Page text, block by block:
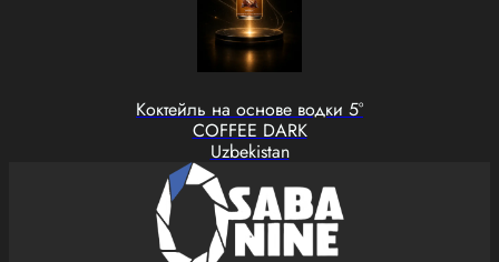
Коктейль на основе водки 5°
COFFEE DARK
Uzbekistan